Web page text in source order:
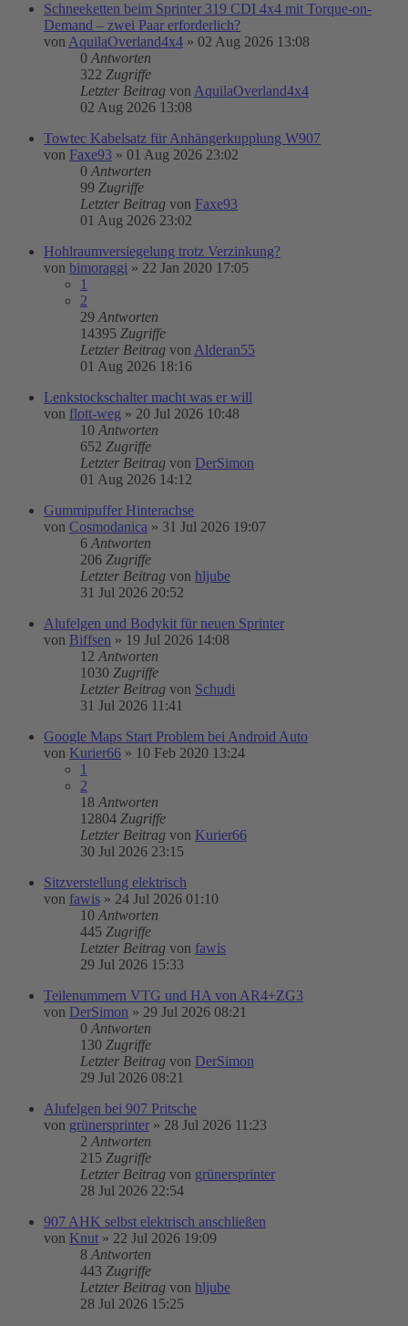
Schneeketten beim Sprinter 319 CDI 4x4 mit Torque-on-
Demand – zwei Paar erforderlich?
von AquilaOverland4x4 » 02 Aug 2026 13:08
0 Antworten
322 Zugriffe
Letzter Beitrag von AquilaOverland4x4
02 Aug 2026 13:08
Towtec Kabelsatz für Anhängerkupplung W907
von Faxe93 » 01 Aug 2026 23:02
0 Antworten
99 Zugriffe
Letzter Beitrag von Faxe93
01 Aug 2026 23:02
Hohlraumversiegelung trotz Verzinkung?
von bimoraggi » 22 Jan 2020 17:05
1
2
29 Antworten
14395 Zugriffe
Letzter Beitrag von Alderan55
01 Aug 2026 18:16
Lenkstockschalter macht was er will
von flott-weg » 20 Jul 2026 10:48
10 Antworten
652 Zugriffe
Letzter Beitrag von DerSimon
01 Aug 2026 14:12
Gummipuffer Hinterachse
von Cosmodanica » 31 Jul 2026 19:07
6 Antworten
206 Zugriffe
Letzter Beitrag von hljube
31 Jul 2026 20:52
Alufelgen und Bodykit für neuen Sprinter
von Biffsen » 19 Jul 2026 14:08
12 Antworten
1030 Zugriffe
Letzter Beitrag von Schudi
31 Jul 2026 11:41
Google Maps Start Problem bei Android Auto
von Kurier66 » 10 Feb 2020 13:24
1
2
18 Antworten
12804 Zugriffe
Letzter Beitrag von Kurier66
30 Jul 2026 23:15
Sitzverstellung elektrisch
von fawis » 24 Jul 2026 01:10
10 Antworten
445 Zugriffe
Letzter Beitrag von fawis
29 Jul 2026 15:33
Teilenummern VTG und HA von AR4+ZG3
von DerSimon » 29 Jul 2026 08:21
0 Antworten
130 Zugriffe
Letzter Beitrag von DerSimon
29 Jul 2026 08:21
Alufelgen bei 907 Pritsche
von grünersprinter » 28 Jul 2026 11:23
2 Antworten
215 Zugriffe
Letzter Beitrag von grünersprinter
28 Jul 2026 22:54
907 AHK selbst elektrisch anschließen
von Knut » 22 Jul 2026 19:09
8 Antworten
443 Zugriffe
Letzter Beitrag von hljube
28 Jul 2026 15:25